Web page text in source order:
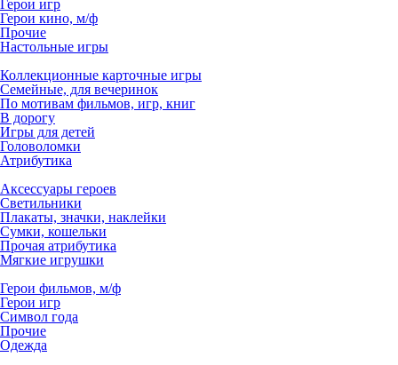
Герои игр
Герои кино, м/ф
Прочие
Настольные игры
Коллекционные карточные игры
Семейные, для вечеринок
По мотивам фильмов, игр, книг
В дорогу
Игры для детей
Головоломки
Атрибутика
Аксессуары героев
Светильники
Плакаты, значки, наклейки
Сумки, кошельки
Прочая атрибутика
Мягкие игрушки
Герои фильмов, м/ф
Герои игр
Символ года
Прочие
Одежда